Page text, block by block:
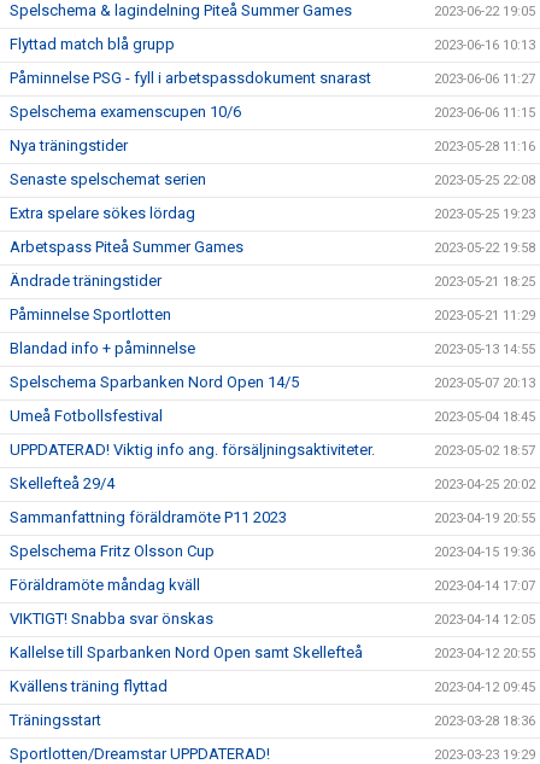
Spelschema & lagindelning Piteå Summer Games 2023-06-22 19:05
Flyttad match blå grupp 2023-06-16 10:13
Påminnelse PSG - fyll i arbetspassdokument snarast 2023-06-06 11:27
Spelschema examenscupen 10/6 2023-06-06 11:15
Nya träningstider 2023-05-28 11:16
Senaste spelschemat serien 2023-05-25 22:08
Extra spelare sökes lördag 2023-05-25 19:23
Arbetspass Piteå Summer Games 2023-05-22 19:58
Ändrade träningstider 2023-05-21 18:25
Påminnelse Sportlotten 2023-05-21 11:29
Blandad info + påminnelse 2023-05-13 14:55
Spelschema Sparbanken Nord Open 14/5 2023-05-07 20:13
Umeå Fotbollsfestival 2023-05-04 18:45
UPPDATERAD! Viktig info ang. försäljningsaktiviteter. 2023-05-02 18:57
Skellefteå 29/4 2023-04-25 20:02
Sammanfattning föräldramöte P11 2023 2023-04-19 20:55
Spelschema Fritz Olsson Cup 2023-04-15 19:36
Föräldramöte måndag kväll 2023-04-14 17:07
VIKTIGT! Snabba svar önskas 2023-04-14 12:05
Kallelse till Sparbanken Nord Open samt Skellefteå 2023-04-12 20:55
Kvällens träning flyttad 2023-04-12 09:45
Träningsstart 2023-03-28 18:36
Sportlotten/Dreamstar UPPDATERAD! 2023-03-23 19:29